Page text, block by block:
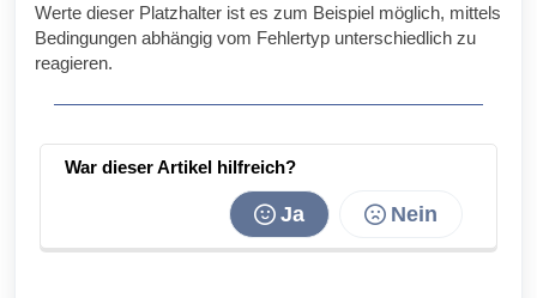
Werte dieser Platzhalter ist es zum Beispiel möglich, mittels
Bedingungen abhängig vom Fehlertyp unterschiedlich zu
reagieren.
War dieser Artikel hilfreich?
Nein
Ja